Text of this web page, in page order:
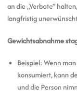
an die „Verbote“
langfristig
Gewichtsabnahme
Beispiel: Wenn
konsumiert, kann
und die Person